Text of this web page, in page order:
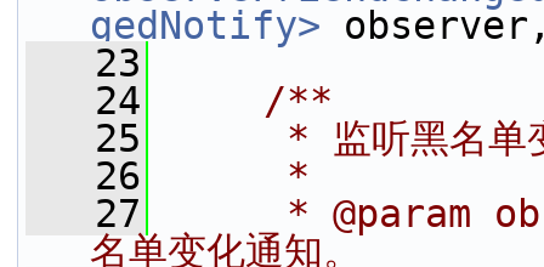
gedNotify>
   23
   24
    /**
   25
* 监听黑名单
   26
     *
   27
* @param
名单变化通知。